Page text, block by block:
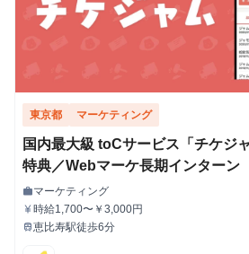
東京都 マーケティング
国内最大級 toCサービス「チケジ
特典／Webマーケ長期インターン
職種
workマーケティング
給与
currency_yen 時給1,700〜￥3,000円
最寄駅
train恵比寿駅徒歩6分